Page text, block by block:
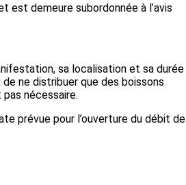
est demeure subordonnée à l’avis
sa localisation et sa durée
ne distribuer que des boissons
nécessaire.
prévue pour l’ouverture du débit de